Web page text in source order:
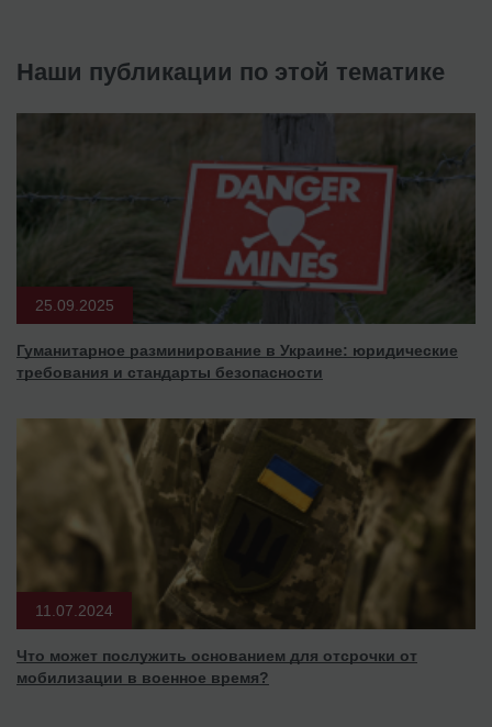
Наши публикации по этой тематике
25.09.2025
Гуманитарное разминирование в Украине: юридические
требования и стандарты безопасности
11.07.2024
Что может послужить основанием для отсрочки от
мобилизации в военное время?